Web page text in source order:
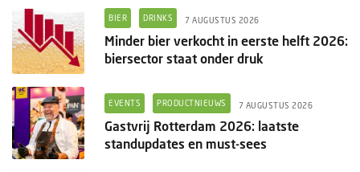
BIER DRINKS 7 AUGUSTUS 2026
Minder bier verkocht in eerste helft 2026:
biersector staat onder druk
EVENTS PRODUCTNIEUWS 7 AUGUSTUS 2026
Gastvrij Rotterdam 2026: laatste
standupdates en must-sees